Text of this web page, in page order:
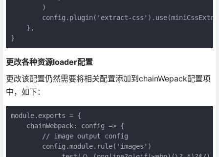
        )
config.plugin('extract-
    },
}
更改各种资源loader配置
更改该配置仍然需要将相关配置添加到chainWepack配置项
中，如下：
module.exports = {
    chainWebpack: config => {
        // image output config
        config.module.rule('images')